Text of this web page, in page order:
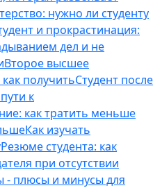
нужно ли cтуденту
и прокрастинация:
дел и не
Второе высшее
получитьСтудент после
к
как тратить меньше
Как изучать
Резюме студента: как
при отсутствии
- плюсы и минусы для